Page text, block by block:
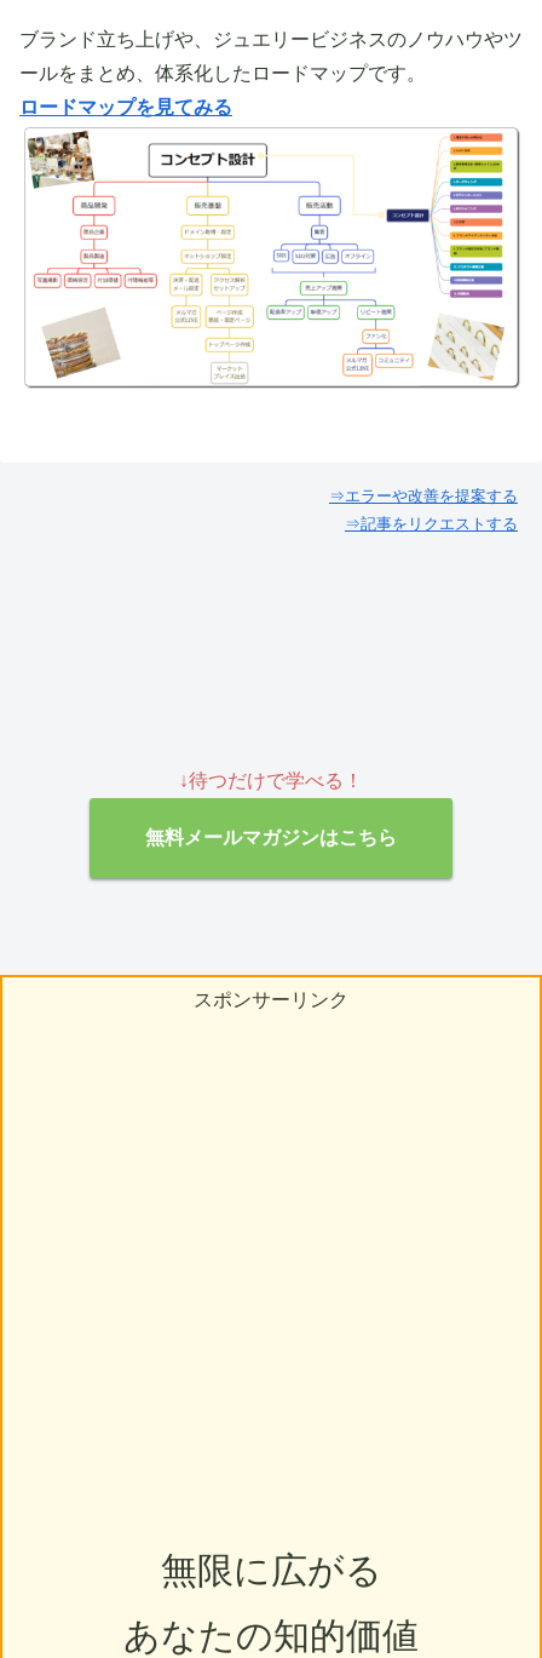
ブランド立ち上げや、ジュエリービジネスのノウハウやツ
ールをまとめ、体系化したロードマップです。
ロードマップを見てみる
⇒エラーや改善を提案する
⇒記事をリクエストする
↓待つだけで学べる！
無料メールマガジンはこちら
スポンサーリンク
無限に広がる
あなたの知的価値